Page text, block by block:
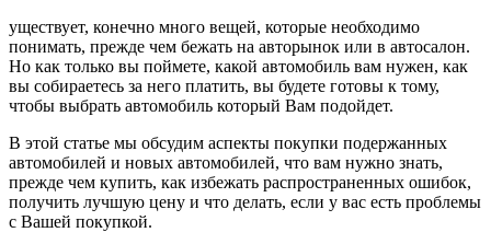
уществует, конечно много вещей, которые необходимо
понимать, прежде чем бежать на авторынок или в автосалон.
Но как только вы поймете, какой автомобиль вам нужен, как
вы собираетесь за него платить, вы будете готовы к тому,
чтобы выбрать автомобиль который Вам подойдет.
В этой статье мы обсудим аспекты покупки подержанных
автомобилей и новых автомобилей, что вам нужно знать,
прежде чем купить, как избежать распространенных ошибок,
получить лучшую цену и что делать, если у вас есть проблемы
с Вашей покупкой.